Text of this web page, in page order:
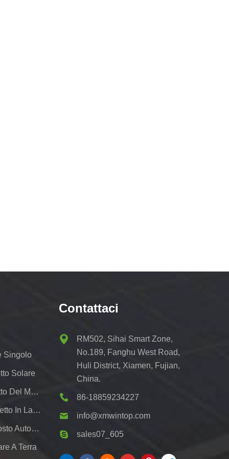
Singolo
Solare
Scaffalatura Solare Del Tetto Del Metallo
Sistemi Di Montaggio Su Tetto In Lamiera Fotovoltaica
Staffa Di Montaggio Per Posto Auto Coperto Solare Residenziale
A Terra
Contattaci
RM502, Sihai Smart Zone,
No.189, Fanghu West Road,
Huli District, Xiamen, Fujian,
China.
86-18859234227
info@xmwintop.com
sales07_605